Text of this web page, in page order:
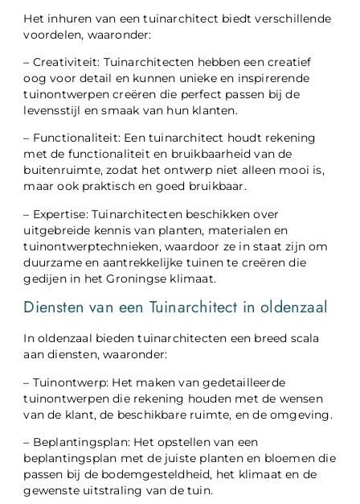
Het inhuren van een tuinarchitect biedt verschillende
voordelen, waaronder:
– Creativiteit: Tuinarchitecten hebben een creatief
oog voor detail en kunnen unieke en inspirerende
tuinontwerpen creëren die perfect passen bij de
levensstijl en smaak van hun klanten.
– Functionaliteit: Een tuinarchitect houdt rekening
met de functionaliteit en bruikbaarheid van de
buitenruimte, zodat het ontwerp niet alleen mooi is,
maar ook praktisch en goed bruikbaar.
– Expertise: Tuinarchitecten beschikken over
uitgebreide kennis van planten, materialen en
tuinontwerptechnieken, waardoor ze in staat zijn om
duurzame en aantrekkelijke tuinen te creëren die
gedijen in het Groningse klimaat.
Diensten van een Tuinarchitect in oldenzaal
In oldenzaal bieden tuinarchitecten een breed scala
aan diensten, waaronder:
– Tuinontwerp: Het maken van gedetailleerde
tuinontwerpen die rekening houden met de wensen
van de klant, de beschikbare ruimte, en de omgeving.
– Beplantingsplan: Het opstellen van een
beplantingsplan met de juiste planten en bloemen die
passen bij de bodemgesteldheid, het klimaat en de
gewenste uitstraling van de tuin.